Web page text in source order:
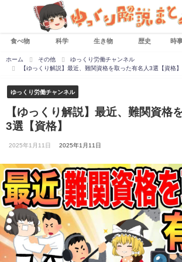
食べ物 科学 生き物 歴史 時
ホーム その他
ゆっくり労働チャンネル
【ゆっくり解説】最近、難関資格を取った有名人3選【資格】
ゆっくり労働チャンネル
【ゆっくり解説】最近、難関資格
3選【資格】
2025年1月11日 2025年1月11日